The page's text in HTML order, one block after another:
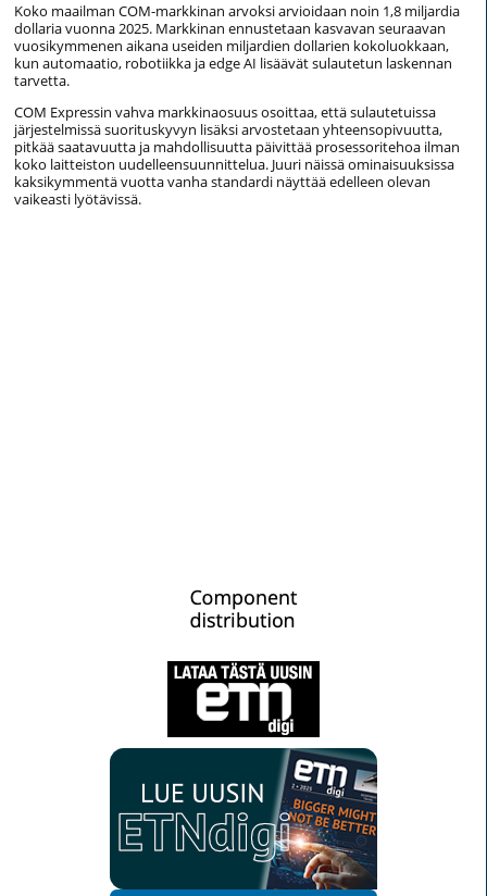
Koko maailman COM-markkinan arvoksi arvioidaan noin 1,8 miljardia
dollaria vuonna 2025. Markkinan ennustetaan kasvavan seuraavan
vuosikymmenen aikana useiden miljardien dollarien kokoluokkaan,
kun automaatio, robotiikka ja edge AI lisäävät sulautetun laskennan
tarvetta.
COM Expressin vahva markkinaosuus osoittaa, että sulautetuissa
järjestelmissä suorituskyvyn lisäksi arvostetaan yhteensopivuutta,
pitkää saatavuutta ja mahdollisuutta päivittää prosessoritehoa ilman
koko laitteiston uudelleensuunnittelua. Juuri näissä ominaisuuksissa
kaksikymmentä vuotta vanha standardi näyttää edelleen olevan
vaikeasti lyötävissä.